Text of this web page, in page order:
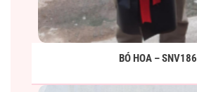
BÓ HOA – SNV186